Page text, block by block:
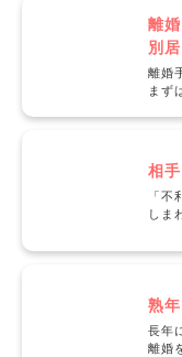
離
別
離婚
まず
相
「不
しま
熟
長年
離婚